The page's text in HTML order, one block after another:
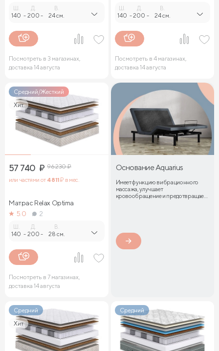
Ш.
140 -
Д.
200 -
В.
24 см.
Посмотреть в 3 магазинах,
доставка 14 августа
Ш.
140 -
Д.
200 -
В.
24 см.
Посмотреть в 4 магазинах,
доставка 14 августа
Средний/Жесткий
Хит
57 740 ₽ 96 230₽
или частями от 4 811₽ в мес.
Матрас Relax Optima
5.0
2
140 -
Д.
200 -
В.
28 см.
Посмотреть в 7 магазинах,
доставка 14 августа
Основание Aquarius
Имеет функцию вибрационного
массажа, улучшает
кровообращение и предотвращает
Средний
Хит
Средний